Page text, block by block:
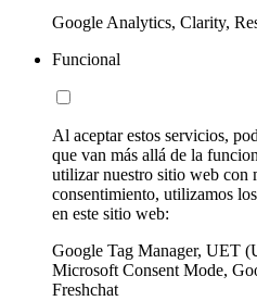
Google Analytics, Clarity,
Funcional
Al aceptar estos servicios,
que van más allá de la
utilizar nuestro sitio web con
consentimiento, utilizamos
en este sitio web:
Google Tag Manager, UET
Microsoft Consent Mode,
Freshchat